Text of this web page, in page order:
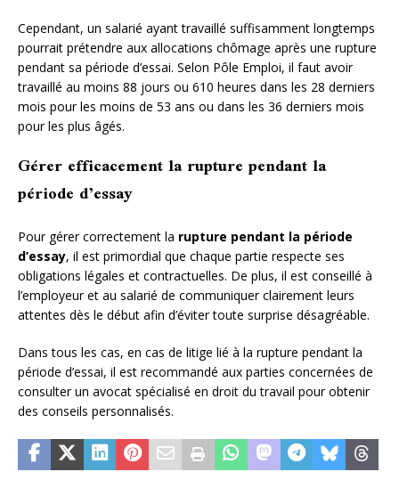
Cependant, un salarié ayant travaillé suffisamment longtemps
pourrait prétendre aux allocations chômage après une rupture
pendant sa période d’essai. Selon Pôle Emploi, il faut avoir
travaillé au moins 88 jours ou 610 heures dans les 28 derniers
mois pour les moins de 53 ans ou dans les 36 derniers mois
pour les plus âgés.
Gérer efficacement la rupture pendant la
période d’essay
Pour gérer correctement la rupture pendant la période
d’essay, il est primordial que chaque partie respecte ses
obligations légales et contractuelles. De plus, il est conseillé à
l’employeur et au salarié de communiquer clairement leurs
attentes dès le début afin d’éviter toute surprise désagréable.
Dans tous les cas, en cas de litige lié à la rupture pendant la
période d’essai, il est recommandé aux parties concernées de
consulter un avocat spécialisé en droit du travail pour obtenir
des conseils personnalisés.